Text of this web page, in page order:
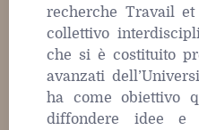
recherche Travail
collettivo
che si è costituito
avanzati
ha come obiettivo
diffondere idee e